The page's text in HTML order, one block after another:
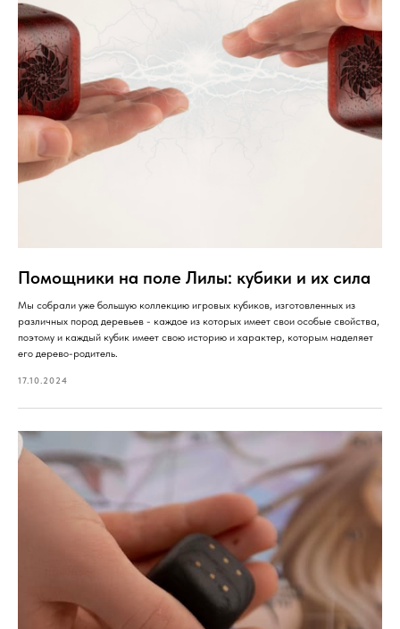
Помощники на поле Лилы: кубики и их сила
Мы собрали уже большую коллекцию игровых кубиков, изготовленных из
различных пород деревьев - каждое из которых имеет свои особые свойства,
поэтому и каждый кубик имеет свою историю и характер, которым наделяет
его дерево-родитель.
17.10.2024